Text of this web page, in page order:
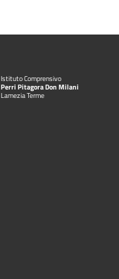
Istituto Comprensivo
Perri Pitagora Don Milani
Lamezia Terme